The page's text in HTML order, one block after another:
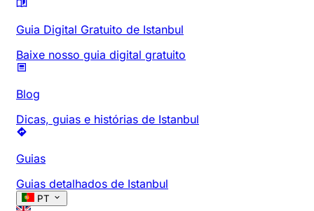
Guia Digital Gratuito de Istanbul
Baixe nosso guia digital gratuito
Blog
Dicas, guias e histórias de Istanbul
Guias
Guias detalhados de Istanbul
PT